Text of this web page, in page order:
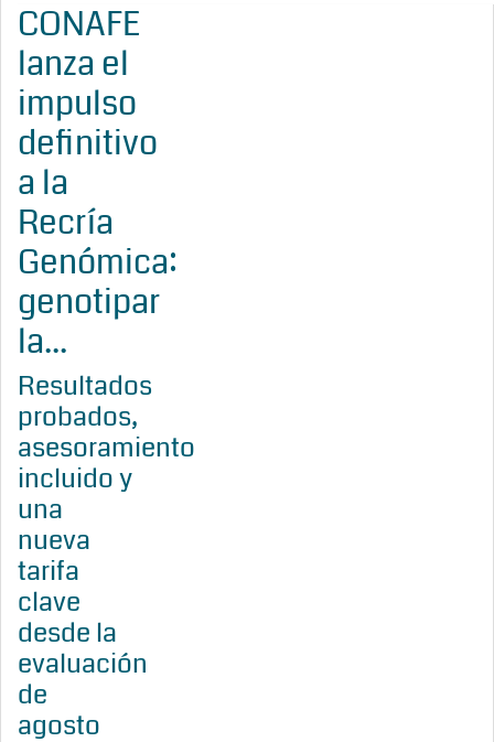
CONAFE
lanza el
impulso
definitivo
a la
Recría
Genómica:
genotipar
la...
Resultados
probados,
asesoramiento
incluido y
una
nueva
tarifa
clave
desde la
evaluación
de
agosto